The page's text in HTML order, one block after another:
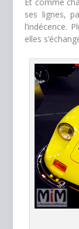
Et comme
ses lignes,
l’indécence.
elles